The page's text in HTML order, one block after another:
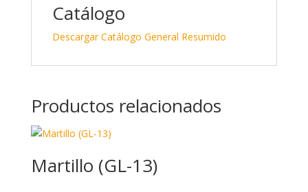
Catálogo
Descargar Catálogo General Resumido
Productos relacionados
Martillo (GL-13)